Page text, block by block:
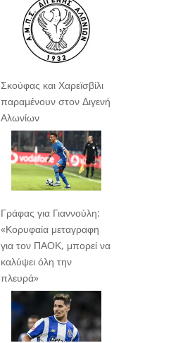
Σκούφας και Χαρεϊσβίλι
παραμένουν στον Διγενή
Αλωνίων
Γράφας για Γιαννούλη:
«Κορυφαία μεταγραφη
για τον ΠΑΟΚ, μπορεί να
καλύψει όλη την
πλευρά»